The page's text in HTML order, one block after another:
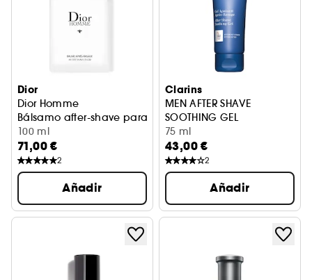
Dior
Dior Homme
Bálsamo after-shave para hombre - Bálsamo perfumado
100 ml
71,00 €
2
Añadir
Clarins
MEN AFTER SHAVE
SOOTHING GEL
Aftershave
75 ml
43,00 €
2
Añadir